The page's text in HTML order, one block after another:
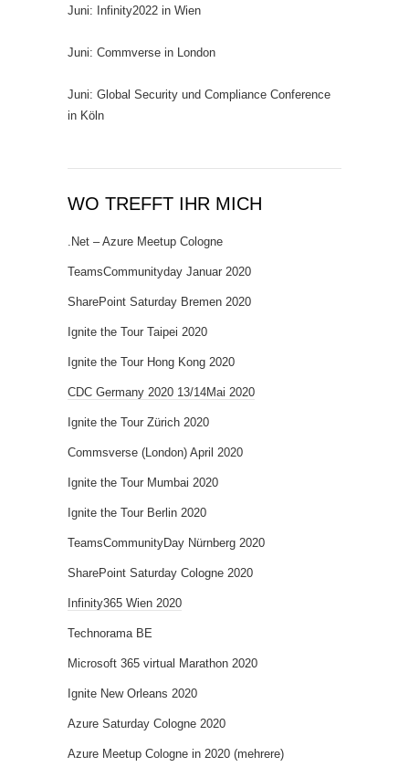
Juni: Infinity2022 in Wien
Juni: Commverse in London
Juni: Global Security und Compliance Conference
in Köln
WO TREFFT IHR MICH
.Net – Azure Meetup Cologne
TeamsCommunityday Januar 2020
SharePoint Saturday Bremen 2020
Ignite the Tour Taipei 2020
Ignite the Tour Hong Kong 2020
CDC Germany 2020 13/14Mai 2020
Ignite the Tour Zürich 2020
Commsverse (London) April 2020
Ignite the Tour Mumbai 2020
Ignite the Tour Berlin 2020
TeamsCommunityDay Nürnberg 2020
SharePoint Saturday Cologne 2020
Infinity365 Wien 2020
Technorama BE
Microsoft 365 virtual Marathon 2020
Ignite New Orleans 2020
Azure Saturday Cologne 2020
Azure Meetup Cologne in 2020 (mehrere)